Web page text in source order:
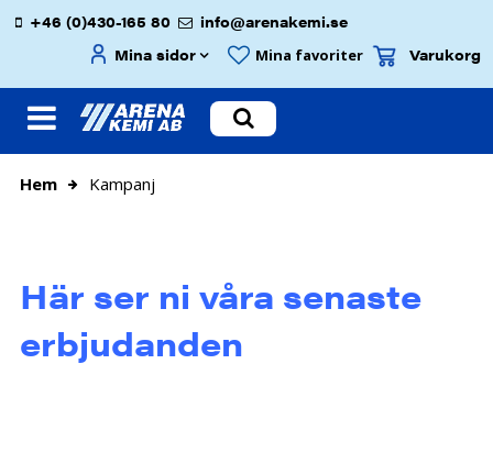
+46 (0)430-165 80
info@arenakemi.se
Mina sidor
Mina favoriter Varukorg
Hem Kampanj
Här ser ni våra senaste
erbjudanden